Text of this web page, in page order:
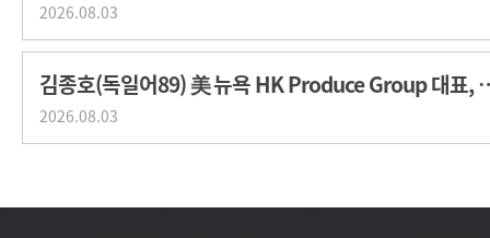
2026.08.03
김종호(독일어89) 美
2026.08.03